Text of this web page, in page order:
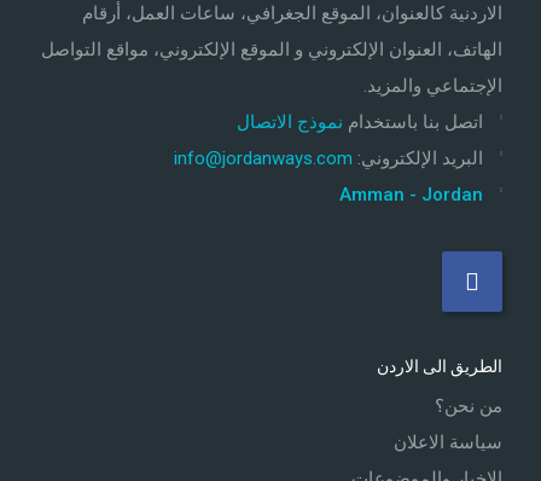
الاردنية كالعنوان، الموقع الجغرافي، ساعات العمل، أرقام
الهاتف، العنوان الإلكتروني و الموقع الإلكتروني، مواقع التواصل
الإجتماعي والمزيد.
اتصل بنا باستخدام نموذج الاتصال
البريد الإلكتروني:
info@jordanways.com
Amman - Jordan
الطريق الى الاردن
من نحن؟
سياسة الاعلان